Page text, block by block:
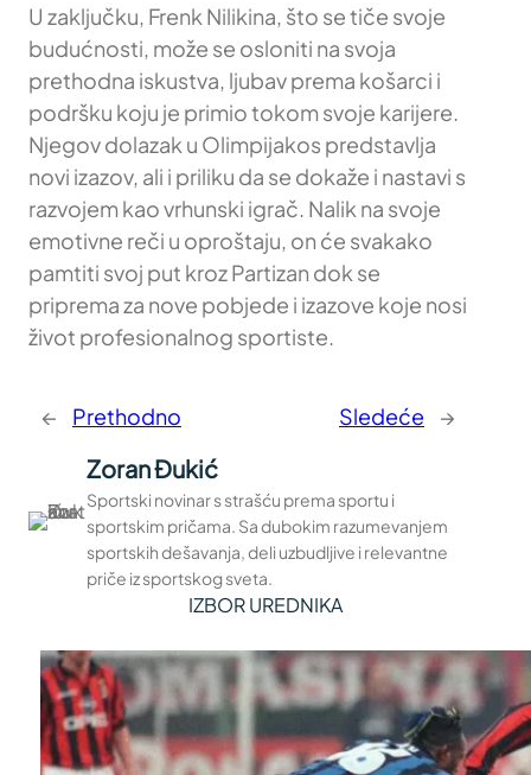
U zaključku, Frenk Nilikina, što se tiče svoje
budućnosti, može se osloniti na svoja
prethodna iskustva, ljubav prema košarci i
podršku koju je primio tokom svoje karijere.
Njegov dolazak u Olimpijakos predstavlja
novi izazov, ali i priliku da se dokaže i nastavi s
razvojem kao vrhunski igrač. Nalik na svoje
emotivne reči u oproštaju, on će svakako
pamtiti svoj put kroz Partizan dok se
priprema za nove pobjede i izazove koje nosi
život profesionalnog sportiste.
← Prethodno Sledeće →
Zoran Đukić
Sportski novinar s strašću prema sportu i
sportskim pričama. Sa dubokim razumevanjem
sportskih dešavanja, deli uzbudljive i relevantne
priče iz sportskog sveta.
IZBOR UREDNIKA